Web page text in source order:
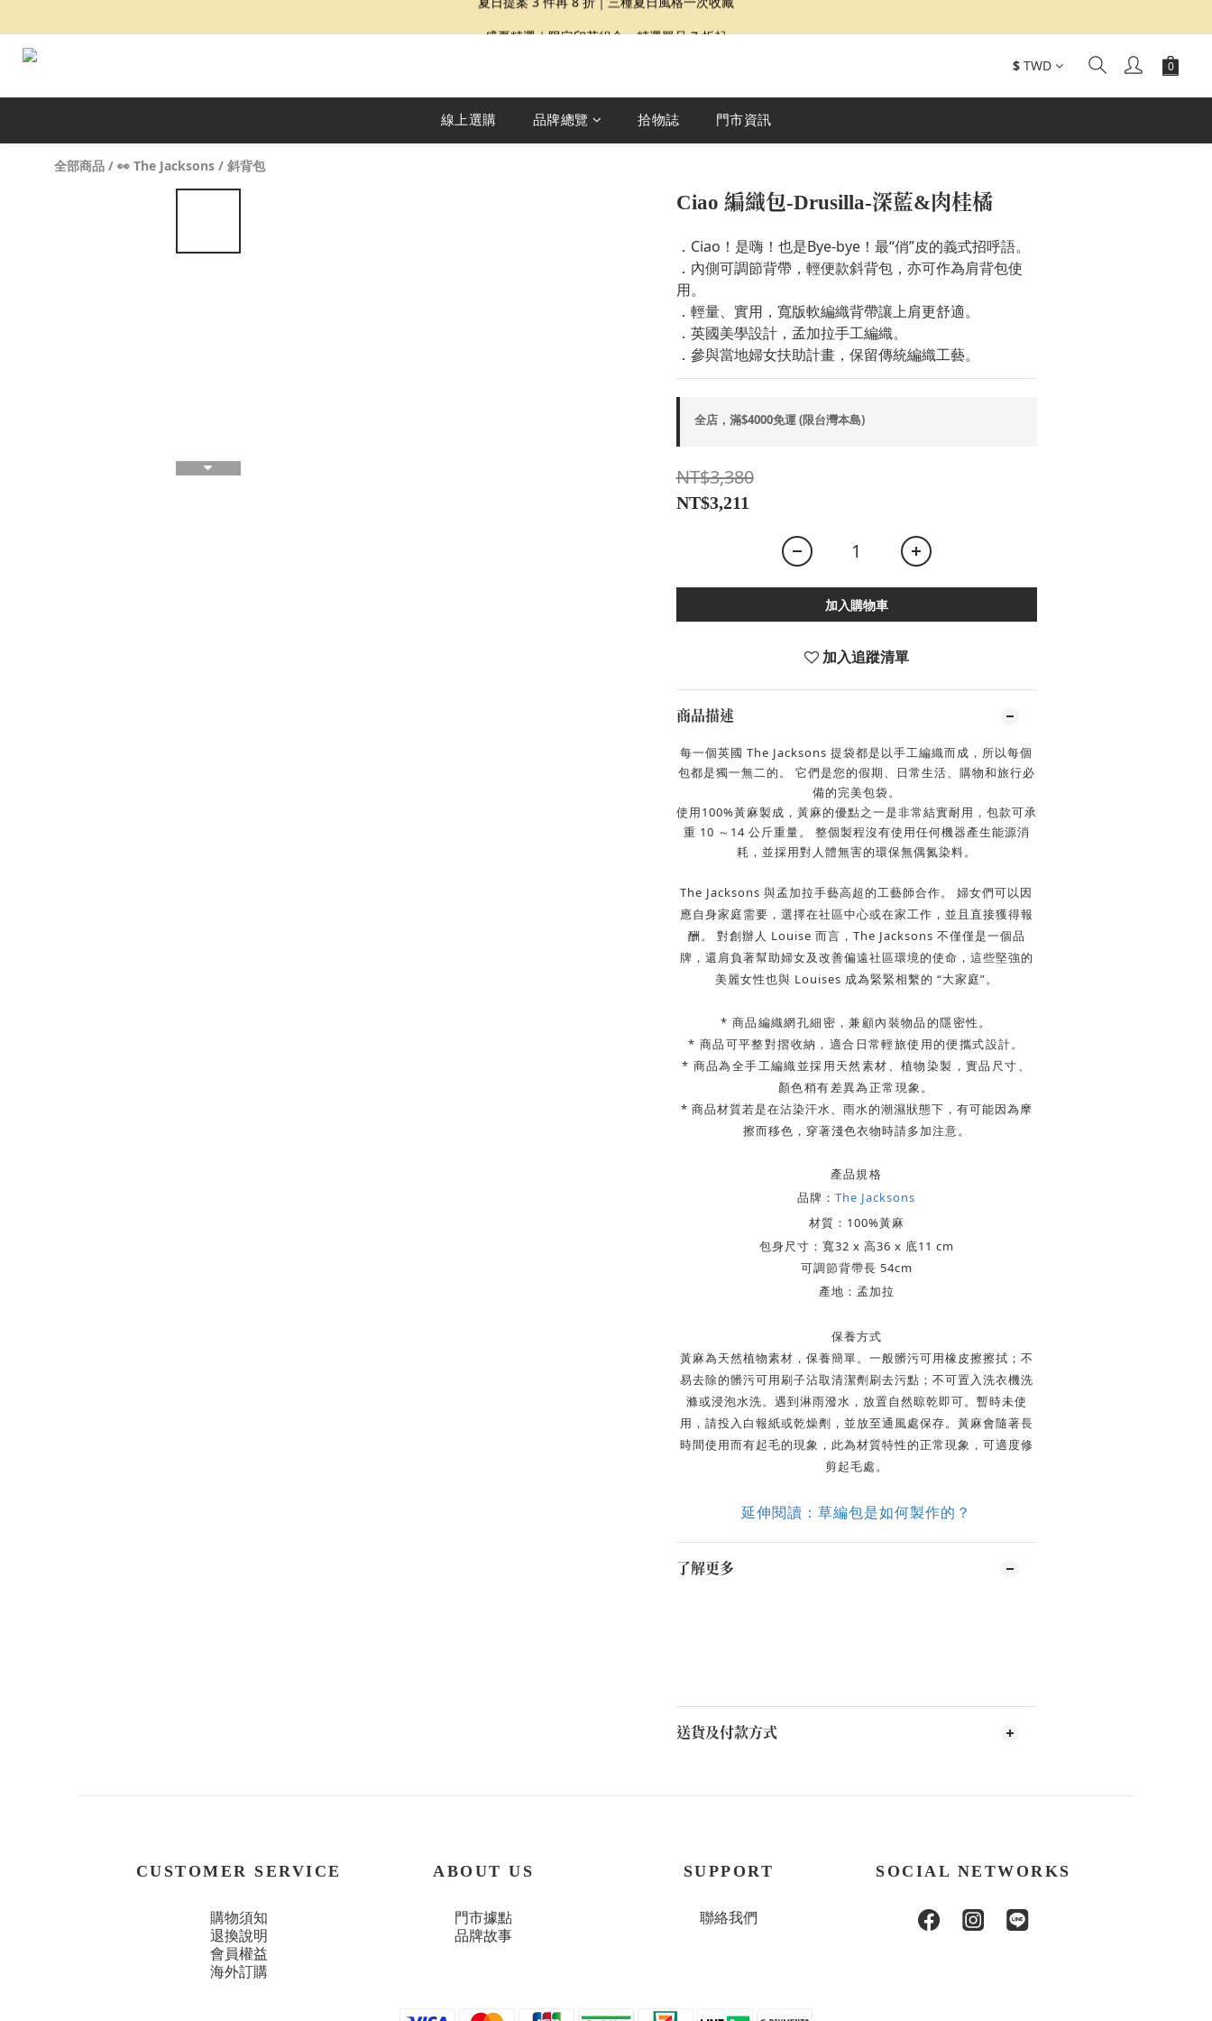
夏日提案 3 件再 8 折｜三種夏日風格一次收藏
$ TWD
線上選購 品牌總覽 拾物誌 門市資訊
全部商品 / 👀 The Jacksons / 斜背包
Ciao 編織包-Drusilla-深藍&肉桂橘
．Ciao！是嗨！也是Bye-bye！最“俏”皮的義式招呼語。
．內側可調節背帶，輕便款斜背包，亦可作為肩背包使
用。
．輕量、實用，寬版軟編織背帶讓上肩更舒適。
．英國美學設計，孟加拉手工編織。
．參與當地婦女扶助計畫，保留傳統編織工藝。
全店，滿$4000免運 (限台灣本島)
NT$3,380
NT$3,211
加入購物車
加入追蹤清單
商品描述
每一個英國 The Jacksons 提袋都是以手工編織而成，所以每個
包都是獨一無二的。
它們是您的假期、日常生活、購物和旅行必
備的完美包袋。
使用100%黃麻製成，黃麻的優點之一是非常結實耐用，包款可承
重 10 ～ 14 公斤重量。 整個製程沒有使用任何機器產生能源消
耗，並採用對人體無害的環保無偶氮染料。
The Jacksons 與孟加拉手藝高超的工藝師合作。
婦女們可以因
應自身家庭需要，選擇在社區中心或在家工作，並且直接獲得報
酬。
對創辦人 Louise 而言， The Jacksons 不僅僅是一個品
牌，還肩負著幫助婦女及改善偏遠社區環境的使命， 這些堅強的
美麗女性也與 Louises 成為緊緊相繫的 “大家庭”。
* 商品編織網孔細密，兼顧內裝物品的隱密性。
* 商品可平整對摺收納，適合日常輕旅使用的便攜式設計。
* 商品為全手工編織並採用天然素材、植物染製，實品尺寸、
顏色稍有差異為正常現象。
* 商品材質若是在沾染汗水、雨水的潮濕狀態下，有可能因為摩
擦而移色，穿著淺色衣物時請多加注意。
產品規格
品牌： The Jacksons
材質： 100%黃麻
包身尺寸：寬32 x 高36 x 底11 cm
可調節背帶長 54cm
產地：孟加拉
保養方式
黃麻為天然植物素材，保養簡單。一般髒污可用橡皮擦擦拭；不
易去除的髒污可用刷子沾取清潔劑刷去污點；不可置入洗衣機洗
滌或浸泡水洗。遇到淋雨潑水，放置自然晾乾即可。暫時未使
用，請投入白報紙或乾燥劑，並放至通風處保存。黃麻會隨著長
時間使用而有起毛的現象，此為材質特性的正常現象，可適度修
剪起毛處。
延伸閱讀：草編包是如何製作的？
了解更多
送貨及付款方式
CUSTOMER SERVICE
購物須知
退換說明
會員權益
海外訂購
ABOUT US
門市據點
品牌故事
SUPPORT
聯絡我們
SOCIAL NETWORKS